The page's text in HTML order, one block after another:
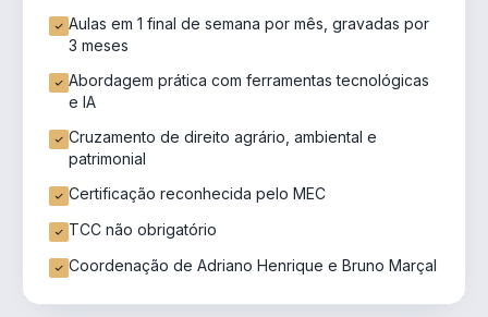
Aulas em 1 final de semana por mês, gravadas por
3 meses
Abordagem prática com ferramentas tecnológicas
e IA
Cruzamento de direito agrário, ambiental e
patrimonial
Certificação reconhecida pelo MEC
TCC não obrigatório
Coordenação de Adriano Henrique e Bruno Marçal